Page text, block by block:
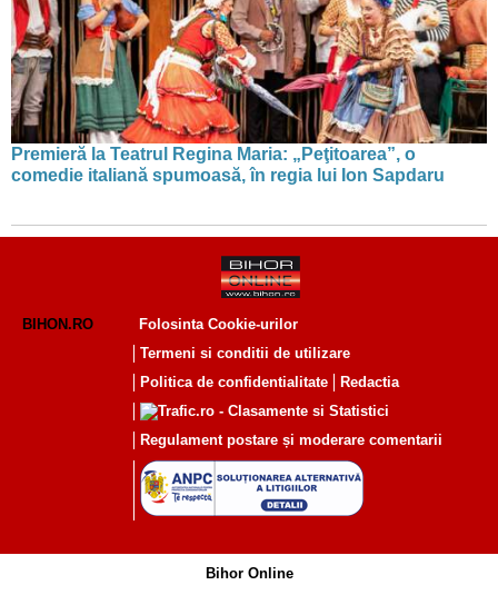
Premieră la Teatrul Regina Maria: „Peţitoarea”, o
comedie italiană spumoasă, în regia lui Ion Sapdaru
BIHON.RO
Folosinta Cookie-urilor
Termeni si conditii de utilizare
Politica de confidentialitate
Redactia
Regulament postare și moderare comentarii
Bihor Online